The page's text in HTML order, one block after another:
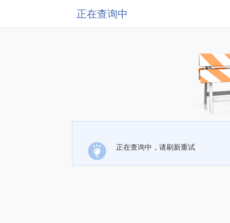
正在查询中
正在查询中，请刷新重试